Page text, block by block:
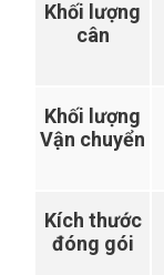
Khối lượng
cân
Khối lượng
Vận chuyển
Kích thước
đóng gói